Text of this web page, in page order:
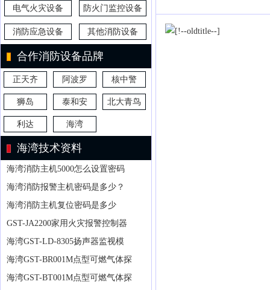
电气火灾设备 防火门监控设备
消防应急设备 其他消防设备
合作消防设备品牌
正天齐 阿波罗 核中警
狮岛 泰和安 北大青鸟
利达 海湾
海湾技术资料
海湾消防主机5000怎么设置密码
海湾消防报警主机密码是多少？
海湾消防主机复位密码是多少
GST-JA2200家用火灾报警控制器
海湾GST-LD-8305扬声器监视模
海湾GST-BR001M点型可燃气体探
海湾GST-BT001M点型可燃气体探